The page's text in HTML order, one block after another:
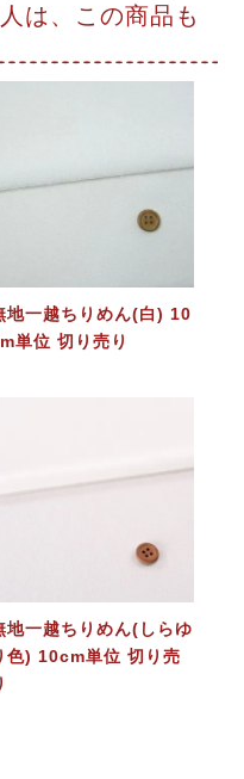
は、この商品も
地一越ちりめん(白) 10
単位 切り売り
地一越ちりめん(しらゆ
色) 10cm単位 切り売